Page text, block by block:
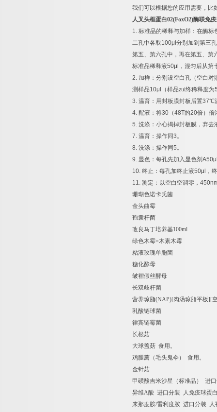
我们可以根据您的应用需要，比
人叉头框蛋白02(FoxO2)酶联免
1. 标准品的稀释与加样：在酶标
二孔中各取100μl 分别加到第三
第五、第六孔中，再在第五、第
标准品稀释液50μl
，混匀后从第
2. 加样：分别设空白孔（空白
测样品10μl （样品zui终稀释度为
3. 温育：用封板膜封板后置37℃
4. 配液：将30 （48T的20倍）倍
5. 洗涤：小心揭掉封板膜，弃去
7. 温育：操作同3。
8. 洗涤：操作同5。
9. 显色：每孔先加入显色剂
10. 终止：每孔加终止液50μl
，
11. 测定：以空白空调零，
珊瑚色诺卡氏菌
金头曲霉
孢囊杆菌
改良马丁培养基100ml
绿色木霉=木素木霉
粘液玫瑰单胞菌
糖化酵母
皱褶假丝酵母
长双歧杆菌
营养琼脂(NAP)[肉汤琼脂平板][
乳酸链球菌
律宾链霉菌
长根菇
大球盖菇 食用。
鸡腿蘑（毛头鬼伞）
食用。
金针菇
甲磺酸吉米沙星（标准品）
进
异维A酸 进口分装
人免疫球蛋
来那度胺/雷利度胺 进口分装
人